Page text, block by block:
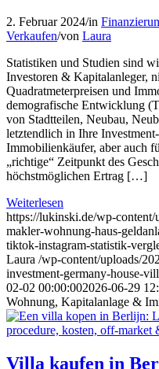
2. Februar 2024/in
Verkaufen/von Laura
Statistiken und Studien sind
Investoren & Kapitalanleger,
Quadratmeterpreisen und
demografische Entwicklung
von Stadtteilen, Neubau,
letztendlich in Ihre
Immobilienkäufer, aber auch
„richtige“ Zeitpunkt des
höchstmöglichen Ertrag […]
Weiterlesen
https://lukinski.de/wp-
makler-wohnung-haus-
tiktok-instagram-statistik-
Laura /wp-content/uploads/
investment-germany-house-
02-02 00:00:002026-06-29
Wohnung, Kapitalanlage &
Villa kaufen in